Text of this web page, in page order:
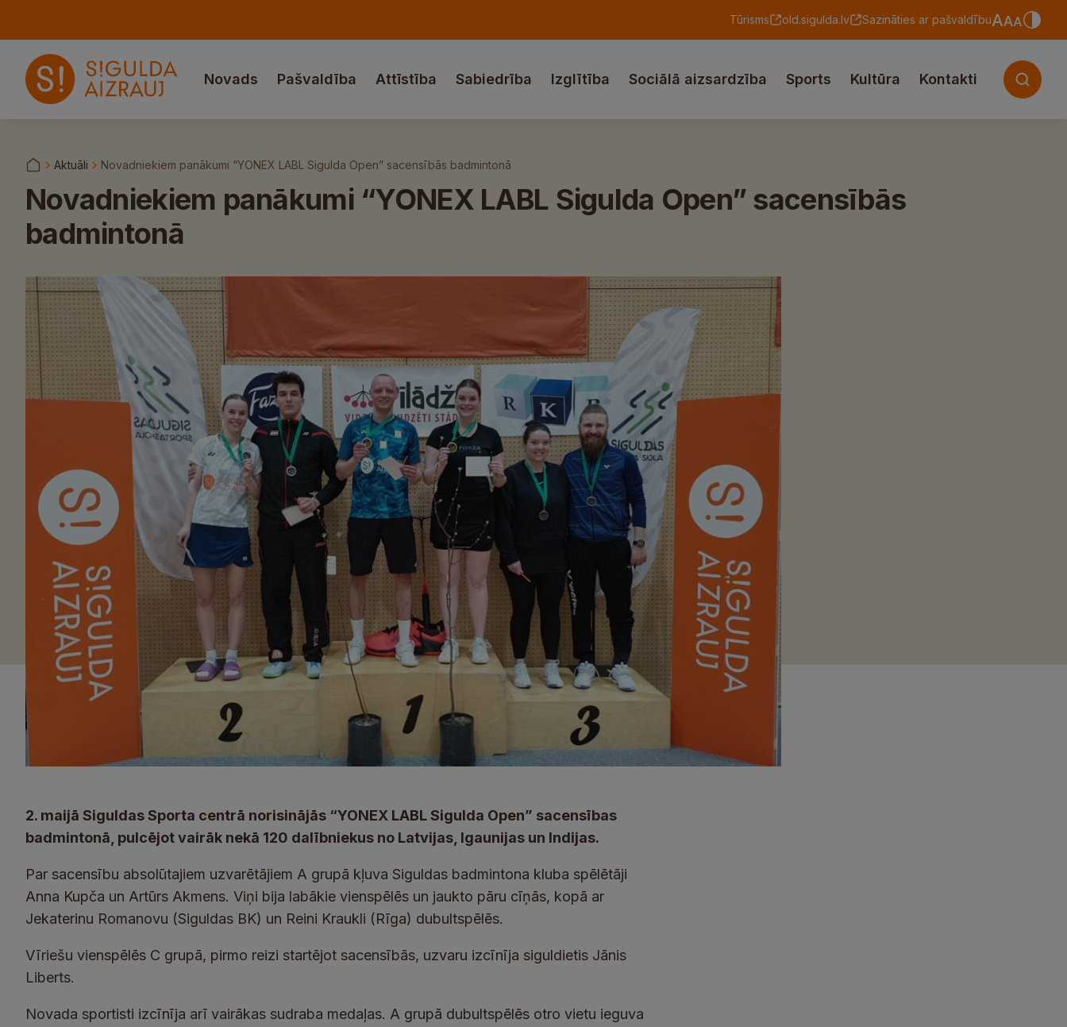
Tūrisms old.sigulda.lv Sazināties ar pašvaldību
Novads Pašvaldība Attīstība Sabiedrība Izglītība Sociālā aizsardzība Sports Kultūra Kontakti
Aktuāli Novadniekiem panākumi “YONEX LABL Sigulda Open” sacensībās badmintonā
Novadniekiem panākumi “YONEX LABL Sigulda Open” sacensībās
badmintonā
2. maijā Siguldas Sporta centrā norisinājās “YONEX LABL Sigulda Open” sacensības
badmintonā, pulcējot vairāk nekā 120 dalībniekus no Latvijas, Igaunijas un Indijas.
Par sacensību absolūtajiem uzvarētājiem A grupā kļuva Siguldas badmintona kluba spēlētāji
Anna Kupča un Artūrs Akmens. Viņi bija labākie vienspēlēs un jaukto pāru cīņās, kopā ar
Jekaterinu Romanovu (Siguldas BK) un Reini Kraukli (Rīga) dubultspēlēs.
Vīriešu vienspēlēs C grupā, pirmo reizi startējot sacensībās, uzvaru izcīnīja siguldietis Jānis
Liberts.
Novada sportisti izcīnīja arī vairākas sudraba medaļas. A grupā dubultspēlēs otro vietu ieguva